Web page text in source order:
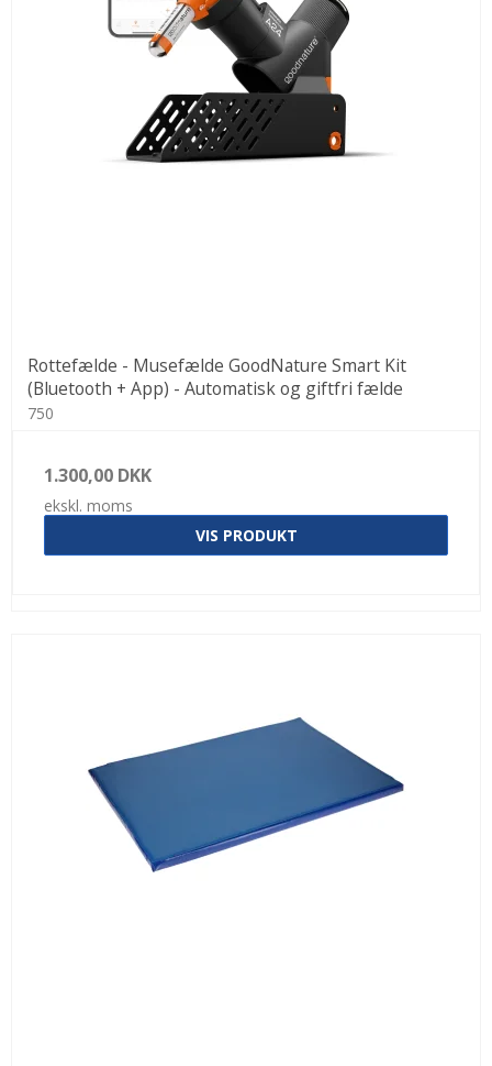
Rottefælde - Musefælde GoodNature Smart Kit
(Bluetooth + App) - Automatisk og giftfri fælde
750
1.300,00 DKK
ekskl. moms
VIS PRODUKT